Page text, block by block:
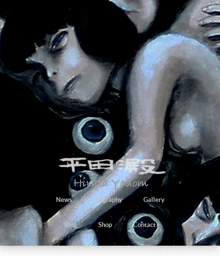
News Biography Gallery
Blog Shop Contact